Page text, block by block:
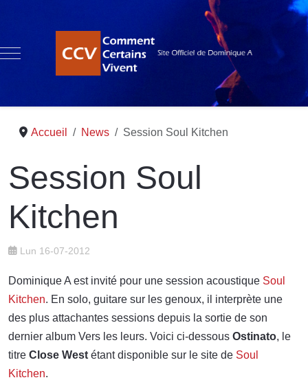
Mobile Menu Toggle
Accueil News Session Soul Kitchen
Session Soul
Kitchen
Lun 16-07-2012
Dominique A est invité pour une session acoustique Soul
Kitchen. En solo, guitare sur les genoux, il interprète une
des plus attachantes sessions depuis la sortie de son
dernier album Vers les leurs. Voici ci-dessous Ostinato, le
titre Close West étant disponible sur le site de Soul
Kitchen.